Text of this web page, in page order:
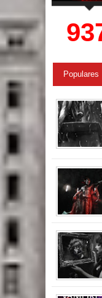
Populares